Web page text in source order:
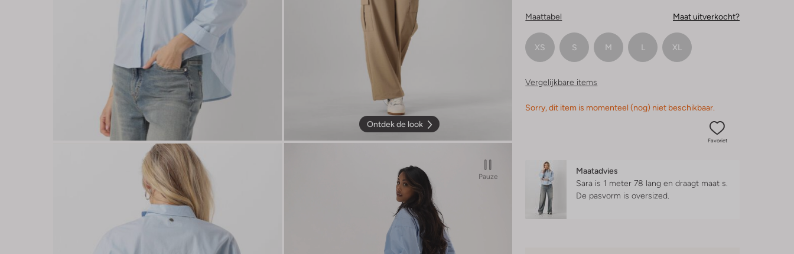
Ontdek de look
Pauze
Maattabel Maat uitverkocht?
XS S M L XL
Vergelijkbare items
Sorry, dit item is momenteel (nog) niet beschikbaar.
Favoriet
Maatadvies
Sara is 1 meter 78 lang en draagt maat s.
De pasvorm isoversized